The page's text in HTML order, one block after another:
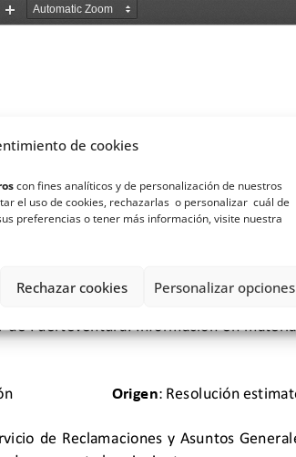
de cookies
con fines analíticos y de personalización de nuestros
el uso de cookies, rechazarlas o personalizar cuál de
preferencias o tener más información, visite nuestra
Rechazar cookies Personalizar opciones